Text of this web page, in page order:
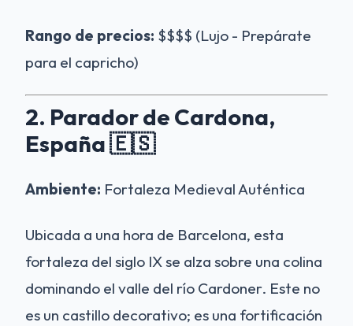
Rango de precios: $$$$ (Lujo - Prepárate
para el capricho)
2. Parador de Cardona,
España 🇪🇸
Ambiente: Fortaleza Medieval Auténtica
Ubicada a una hora de Barcelona, esta
fortaleza del siglo IX se alza sobre una colina
dominando el valle del río Cardoner. Este no
es un castillo decorativo; es una fortificación